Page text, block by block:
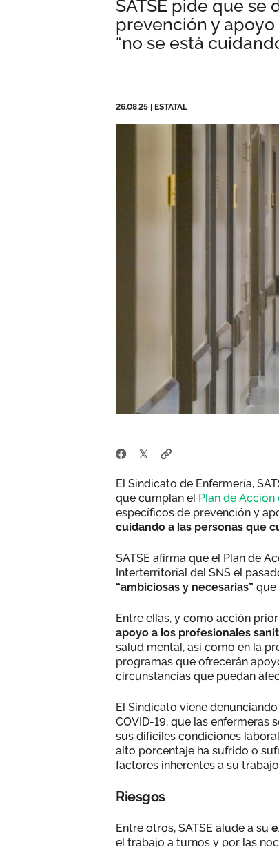
SATSE pide que
prevención y apoyo
“no se está
26.08.25 ESTATAL
El Sindicato de Enfermería,
que cumplan el Plan de
específicos de prevención y
cuidando a las personas que
SATSE afirma que el Plan de
Interterritorial del SNS el
“ambiciosas y necesarias” que
Entre ellas, y como acción
apoyo a los profesionales
salud mental, así como en la
programas que ofrecerán
circunstancias que puedan
El Sindicato viene
COVID-19, que las enfermeras
sus difíciles condiciones
alto porcentaje ha sufrido o
factores inherentes a su
Riesgos
Entre otros, SATSE alude a su
el trabajo a turnos y por las